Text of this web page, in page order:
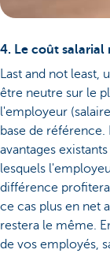
4. Le coût salarial
Last and not least,
être neutre sur le
l'employeur
base de référence.
avantages
lesquels
différence profitera
ce cas plus en net
restera le même.
de vos employés,